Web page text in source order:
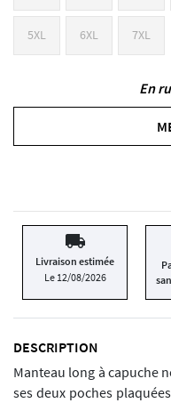
5XL 6XL 7XL
En
local_shipping
Livraison estimée
Le 12/08/2026
DESCRIPTION
Manteau long à capuche
ses deux poches